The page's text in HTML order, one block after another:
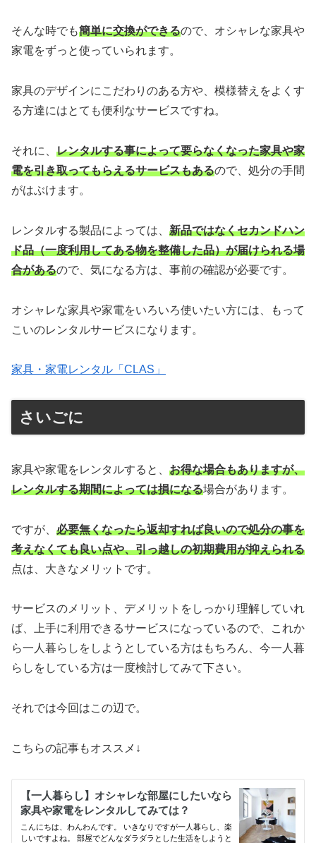
そんな時でも簡単に交換ができるので、オシャレな家具や
家電をずっと使っていられます。
家具のデザインにこだわりのある方や、模様替えをよくす
る方達にはとても便利なサービスですね。
それに、 レンタルする事によって要らなくなった家具や家
電を引き取ってもらえるサービスもあるので、処分の手間
がはぶけます。
レンタルする製品によっては、 新品ではなくセカンドハン
ド品（一度利用してある物を整備した品）が届けられる場
合があるので、気になる方は、事前の確認が必要です。
オシャレな家具や家電をいろいろ使いたい方には、もって
こいのレンタルサービスになります。
家具・家電レンタル「CLAS」
さいごに
家具や家電をレンタルすると、 お得な場合もありますが、
レンタルする期間によっては損になる場合があります。
ですが、 必要無くなったら返却すれば良いので処分の事を
考えなくても良い点や、引っ越しの初期費用が抑えられる
点は、大きなメリットです。
サービスのメリット、デメリットをしっかり理解していれ
ば、上手に利用できるサービスになっているので、これか
ら一人暮らしをしようとしている方はもちろん、今一人暮
らしをしている方は一度検討してみて下さい。
それでは今回はこの辺で。
こちらの記事もオススメ↓